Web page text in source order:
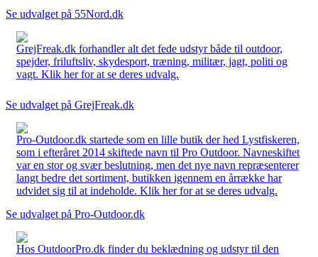
Se udvalget på 55Nord.dk
GrejFreak.dk forhandler alt det fede udstyr både til outdoor,
spejder, friluftsliv, skydesport, træning, militær, jagt, politi og
vagt. Klik her for at se deres udvalg.
Se udvalget på GrejFreak.dk
Pro-Outdoor.dk startede som en lille butik der hed Lystfiskeren,
som i efteråret 2014 skiftede navn til Pro Outdoor. Navneskiftet
var en stor og svær beslutning, men det nye navn repræsenterer
langt bedre det sortiment, butikken igennem en årrække har
udvidet sig til at indeholde. Klik her for at se deres udvalg.
Se udvalget på Pro-Outdoor.dk
Hos OutdoorPro.dk finder du beklædning og udstyr til den